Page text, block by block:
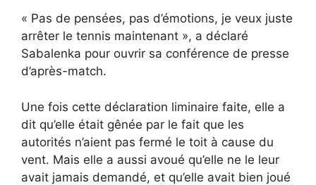
« Pas de pensées, pas d’émotions, je veux juste
arrêter le tennis maintenant », a déclaré
Sabalenka pour ouvrir sa conférence de presse
d’après-match.
Une fois cette déclaration liminaire faite, elle a
dit qu’elle était gênée par le fait que les
autorités n’aient pas fermé le toit à cause du
vent. Mais elle a aussi avoué qu’elle ne le leur
avait jamais demandé, et qu’elle avait bien joué